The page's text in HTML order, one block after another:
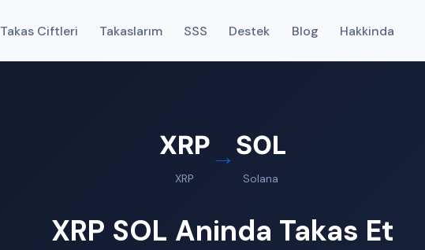
Takas Ciftleri Takaslarım SSS Destek Blog Hakkinda
XRP
XRP
→SOL
Solana
XRP SOL Aninda Takas Et